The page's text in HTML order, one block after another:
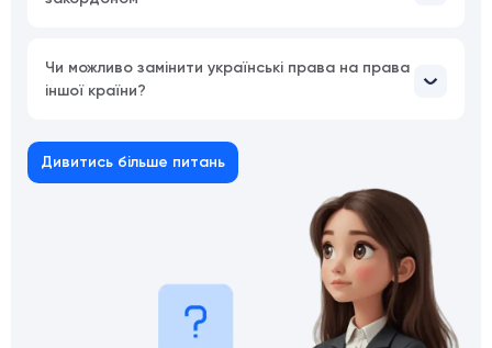
Чи можливо замінити українські права на права
іншої країни?
Дивитись більше питань